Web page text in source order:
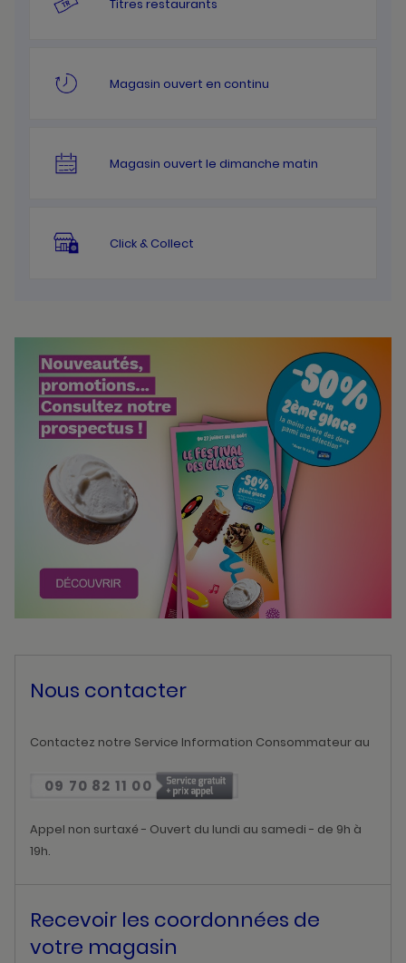
Titres restaurants
Magasin ouvert en continu
Magasin ouvert le dimanche matin
Click & Collect
Nous contacter
Contactez notre Service Information Consommateur au
09 70 82 11 00
Appel non surtaxé - Ouvert du lundi au samedi - de 9h à
19h.
Recevoir les coordonnées de
votre magasin